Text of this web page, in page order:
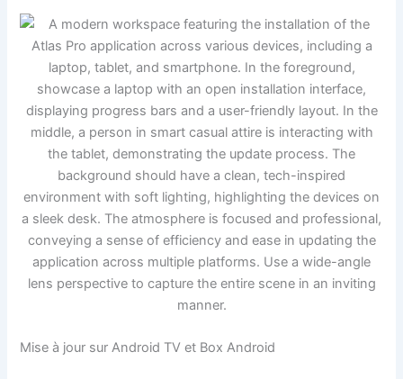
Mise à jour sur Android TV et Box Android